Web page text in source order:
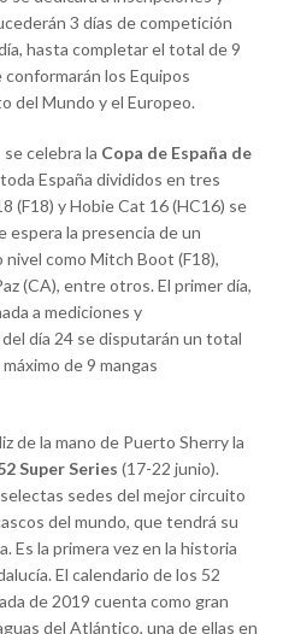
3 días de competición
hasta completar el total de 9
los Equipos
del Mundo y el Europeo.
se celebra la Copa de España de
España divididos en tres
(F18) y Hobie Cat 16 (HC16) se
espera la presencia de un
como Mitch Boot (F18),
(CA), entre otros. El primer día,
a mediciones y
día 24 se disputarán un total
de 9 mangas
de la mano de Puerto Sherry la
Super Series(17-22 junio).
sedes del mejor circuito
del mundo, que tendrá su
Es la primera vez en la historia
El calendario de los 52
de 2019 cuenta como gran
del Atlántico, una de ellas en